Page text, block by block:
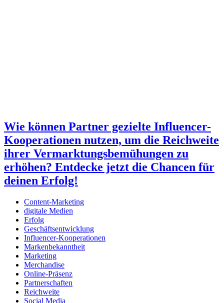
Wie können Partner gezielte Influencer-
Kooperationen nutzen, um die Reichweite
ihrer Vermarktungsbemühungen zu
erhöhen? Entdecke jetzt die Chancen für
deinen Erfolg!
Content-Marketing
digitale Medien
Erfolg
Geschäftsentwicklung
Influencer-Kooperationen
Markenbekanntheit
Marketing
Merchandise
Online-Präsenz
Partnerschaften
Reichweite
Social Media